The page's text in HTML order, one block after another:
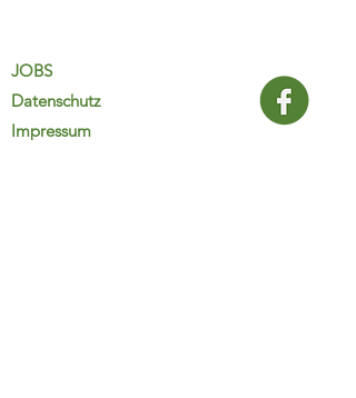
JOBS
Datenschutz
Impressum